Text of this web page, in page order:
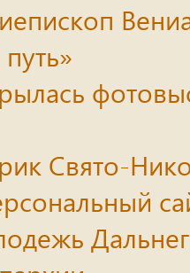
Свято-